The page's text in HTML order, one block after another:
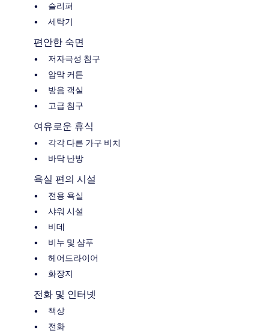
슬리퍼
세탁기
편안한 숙면
저자극성 침구
암막 커튼
방음 객실
고급 침구
여유로운 휴식
각각 다른 가구 비치
바닥 난방
욕실 편의 시설
전용 욕실
샤워 시설
비데
비누 및 샴푸
헤어드라이어
화장지
전화 및 인터넷
책상
전화